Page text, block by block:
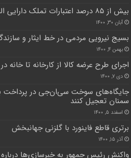
بیش از ۸۵ درصد اعتبارات تملک دارایی البرز جذب شد
آبان ۳۰, ۱۴۰۰
بسیج نیرویی مردمی در خط ایثار و
بهمن ۴, ۱۴۰۰
اجرای طرح عرضه کالا از کارخانه تا خانه
دی ۷, ۱۴۰۰
جایگاه‌های سوخت سی‌ان‌جی در پرداخت
سمنان تعجیل کنند
اسفند ۵, ۱۴۰۰
برتری قاطع فاینورد با گلزنی جهانبخش
آذر ۱۵, ۱۴۰۰
واکنش رئیس جمهور به خبرسازی‌ها درباره